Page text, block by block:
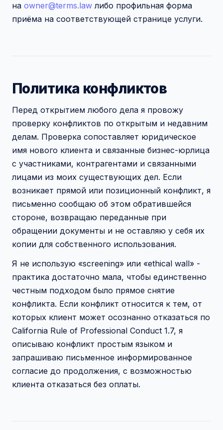
на owner@terms.law либо профильная форма
приёма на соответствующей странице услуги.
Политика конфликтов
Перед открытием любого дела я провожу
проверку конфликтов по открытым и недавним
делам. Проверка сопоставляет юридическое
имя нового клиента и связанные бизнес-юрлица
с участниками, контрагентами и связанными
лицами из моих существующих дел. Если
возникает прямой или позиционный конфликт, я
письменно сообщаю об этом обратившейся
стороне, возвращаю переданные при
обращении документы и не оставляю у себя их
копии для собственного использования.
Я не использую «screening» или «ethical wall» -
практика достаточно мала, чтобы единственно
честным подходом было прямое снятие
конфликта. Если конфликт относится к тем, от
которых клиент может осознанно отказаться по
California Rule of Professional Conduct 1.7, я
описываю конфликт простым языком и
запрашиваю письменное информированное
согласие до продолжения, с возможностью
клиента отказаться без оплаты.